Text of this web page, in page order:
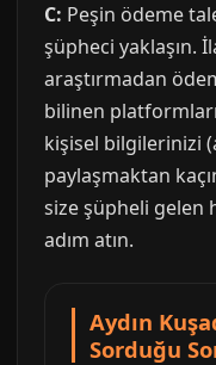
C: Peşin ödeme
şüpheci yaklaşın.
araştırmadan
bilinen
kişisel bilgilerinizi
paylaşmaktan
size şüpheli
adım atın.
Aydın
Sorduğu